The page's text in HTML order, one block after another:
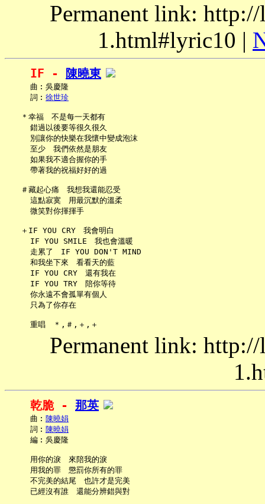
Permanent link:
1.html#lyric10 |
IF - 陳曉東
     曲︰吳慶隆
     詞︰
徐世珍
   ＊幸福　不是每一天都有
     錯過以後要等很久很久
     別讓你的快樂在我懷中變成泡沫
     至少　我們依然是朋友
     如果我不適合握你的手
     帶著我的祝福好好的過
   ＃藏起心痛　我想我還能忍受
     這點寂寞　用最沉默的溫柔
     微笑對你揮揮手
   ＋IF YOU CRY　我會明白
     IF YOU SMILE　我也會溫暖
     走累了　IF YOU DON'T MIND
     和我坐下來　看看天的藍
     IF YOU CRY　還有我在
     IF YOU TRY　陪你等待
     你永遠不會孤單有個人
     只為了你存在
Permanent link:
乾脆 - 那英
     曲︰
陳曉娟
     詞︰
陳曉娟
     編︰吳慶隆
     用你的淚　來陪我的淚
     用我的罪　懲罰你所有的罪
     不完美的結尾　也許才是完美
     已經沒有誰　還能分辨錯與對